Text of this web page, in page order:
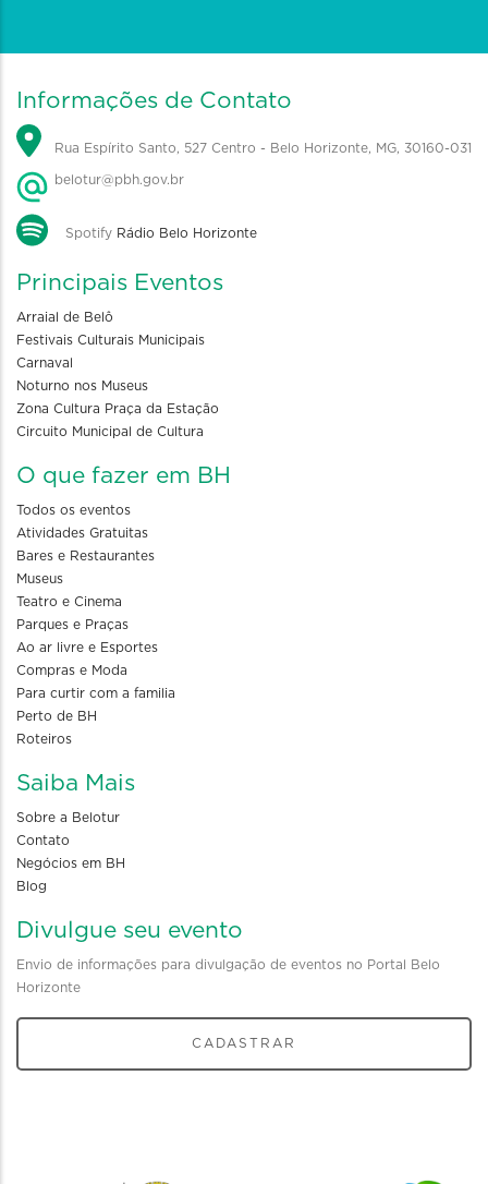
Informações de Contato
Rua Espírito Santo, 527 Centro - Belo Horizonte, MG, 30160-031
belotur@pbh.gov.br
Spotify Rádio Belo Horizonte
Principais Eventos
Arraial de Belô
Festivais Culturais Municipais
Carnaval
Noturno nos Museus
Zona Cultura Praça da Estação
Circuito Municipal de Cultura
O que fazer em BH
Todos os eventos
Atividades Gratuitas
Bares e Restaurantes
Museus
Teatro e Cinema
Parques e Praças
Ao ar livre e Esportes
Compras e Moda
Para curtir com a familia
Perto de BH
Roteiros
Saiba Mais
Sobre a Belotur
Contato
Negócios em BH
Blog
Divulgue seu evento
Envio de informações para divulgação de eventos no Portal Belo
Horizonte
CADASTRAR